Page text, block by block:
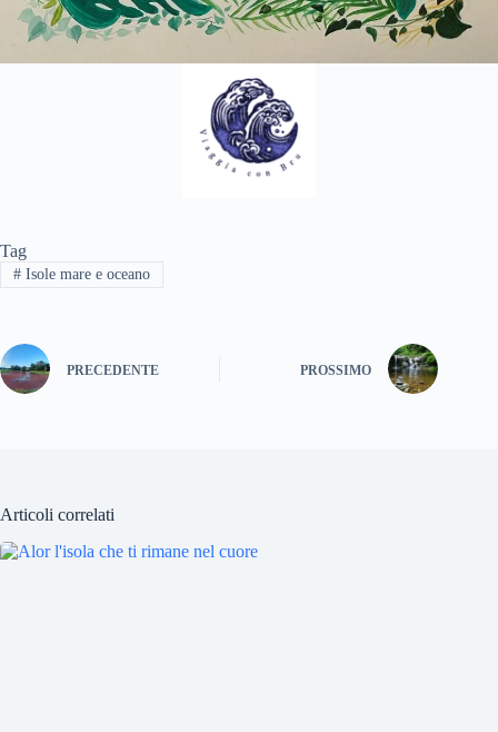
Tag
#Isole mare e oceano
PRECEDENTE PROSSIMO
Articoli correlati